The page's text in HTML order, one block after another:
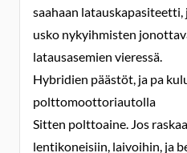
saahaan
usko nykyihmisten
latausasemien vieressä.
Hybridien päästöt, ja pa
polttomoottoriautolla
Sitten polttoaine. Jos
lentikoneisiin, laivoihin, ja